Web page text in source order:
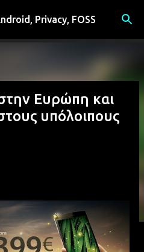
περιεχόμενο
Privacy, FOSS
Ευρώπη και
υπόλοιπους